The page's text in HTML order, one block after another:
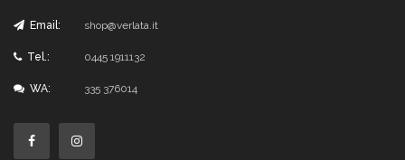
Email: shop@verlata.it
Tel.: 0445 1911132
WA: 335 376014